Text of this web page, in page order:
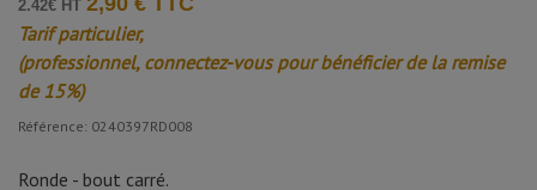
2.42€ HT
Tarif particulier,
(professionnel, connectez-vous pour bénéficier de la remise
de 15%)
Référence: 0240397RD008
Ronde - bout carré.